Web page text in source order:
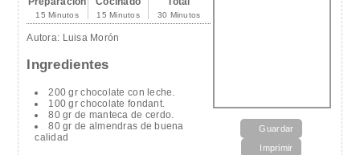
Guardar
Imprimir
15 Minutos 15 Minutos 30 Minutos
Autora: Luisa Morón
Ingredientes
200 gr chocolate con leche.
100 gr chocolate fondant.
80 gr de manteca de cerdo.
80 gr de almendras de buena
calidad